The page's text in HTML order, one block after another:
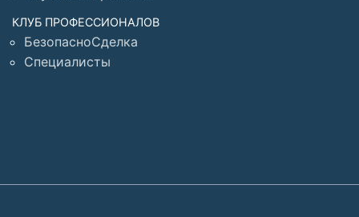
КЛУБ ПРОФЕССИОНАЛОВ
БезопасноСделка
Специалисты